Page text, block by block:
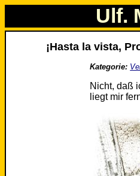
Ulf.
¡Hasta la vista,
Kategorie:
Nicht, daß
liegt mir